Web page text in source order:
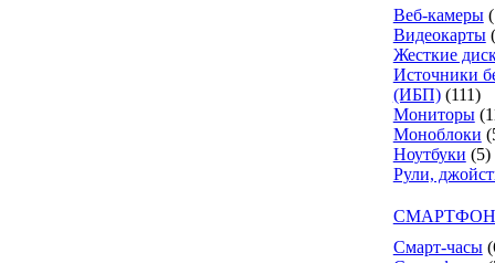
Веб-камеры
Видеокарты
Жесткие
Источники
(ИБП) (111)
Мониторы
Моноблоки
Ноутбуки (5)
Рули,
Смарт-часы